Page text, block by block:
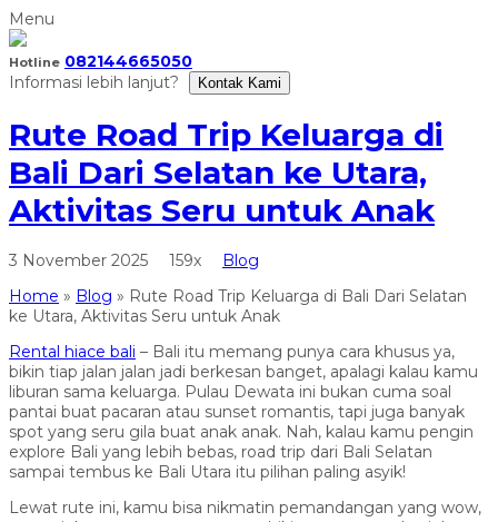
Menu
Hotline 082144665050
Informasi lebih lanjut?
Kontak Kami
Rute Road Trip Keluarga di
Bali Dari Selatan ke Utara,
Aktivitas Seru untuk Anak
3 November 2025 159x
Blog
Home » Blog » Rute Road Trip Keluarga di Bali Dari Selatan
ke Utara, Aktivitas Seru untuk Anak
Rental hiace bali – Bali itu memang punya cara khusus ya,
bikin tiap jalan jalan jadi berkesan banget, apalagi kalau kamu
liburan sama keluarga. Pulau Dewata ini bukan cuma soal
pantai buat pacaran atau sunset romantis, tapi juga banyak
spot yang seru gila buat anak anak. Nah, kalau kamu pengin
explore Bali yang lebih bebas, road trip dari Bali Selatan
sampai tembus ke Bali Utara itu pilihan paling asyik!
Lewat rute ini, kamu bisa nikmatin pemandangan yang wow,